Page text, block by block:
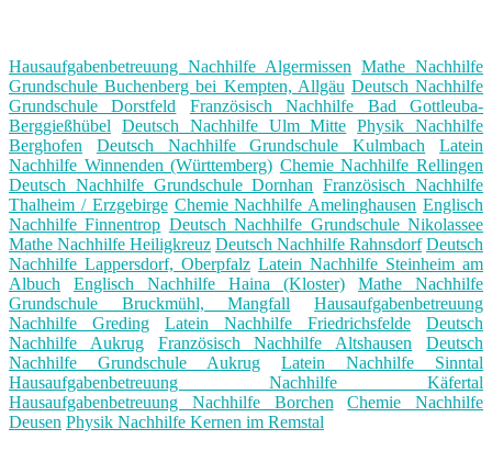
Hausaufgabenbetreuung Nachhilfe Algermissen Mathe Nachhilfe
Grundschule Buchenberg bei Kempten, Allgäu Deutsch Nachhilfe
Grundschule Dorstfeld
Französisch Nachhilfe Bad Gottleuba-
Berggießhübel
Deutsch Nachhilfe Ulm Mitte Physik Nachhilfe
Berghofen
Deutsch Nachhilfe Grundschule Kulmbach
Latein
Nachhilfe Winnenden (Württemberg) Chemie Nachhilfe Rellingen
Deutsch Nachhilfe Grundschule Dornhan
Französisch Nachhilfe
Thalheim / Erzgebirge Chemie Nachhilfe Amelinghausen Englisch
Nachhilfe Finnentrop Deutsch Nachhilfe Grundschule Nikolassee
Mathe Nachhilfe Heiligkreuz Deutsch Nachhilfe Rahnsdorf Deutsch
Nachhilfe Lappersdorf, Oberpfalz Latein Nachhilfe Steinheim am
Albuch
Englisch Nachhilfe Haina (Kloster)
Mathe Nachhilfe
Grundschule Bruckmühl, Mangfall
Hausaufgabenbetreuung
Nachhilfe Greding
Latein Nachhilfe Friedrichsfelde
Deutsch
Nachhilfe Aukrug
Französisch Nachhilfe Altshausen
Deutsch
Nachhilfe Grundschule Aukrug
Latein Nachhilfe Sinntal
Hausaufgabenbetreuung Nachhilfe Käfertal
Hausaufgabenbetreuung Nachhilfe Borchen
Chemie Nachhilfe
Deusen Physik Nachhilfe Kernen im Remstal